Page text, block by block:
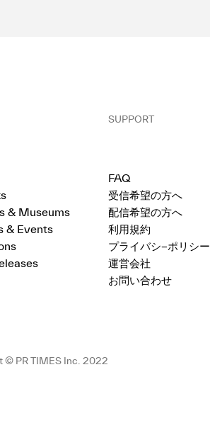
& Museums
& Events
SUPPORT
FAQ
受信希望の方へ
配信希望の方へ
利用規約
プライバシ−ポリシー
運営会社
お問い合わせ
© PR TIMES Inc. 2022